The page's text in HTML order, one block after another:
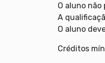
O aluno
A
O aluno
Créditos